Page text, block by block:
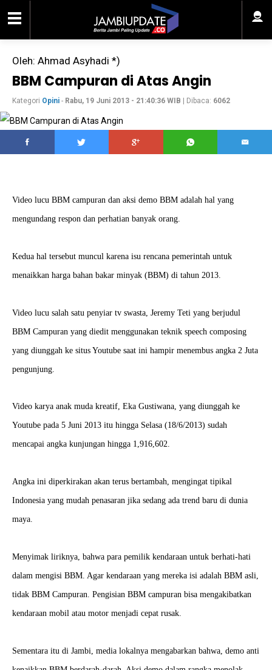
Oleh: Ahmad Asyhadi *)
BBM Campuran di Atas Angin
Kategori Opini - Rabu, 19 Juni 2013 - 21:40:36 WIB | Dibaca: 6062
Video lucu BBM campuran dan aksi demo BBM adalah hal yang
mengundang respon dan perhatian banyak orang.
Kedua hal tersebut muncul karena isu rencana pemerintah untuk
menaikkan harga bahan bakar minyak (BBM) di tahun 2013.
Video lucu salah satu penyiar tv swasta, Jeremy Teti yang berjudul
BBM Campuran yang diedit menggunakan teknik speech composing
yang diunggah ke situs Youtube saat ini hampir menembus angka 2 Juta
pengunjung.
Video karya anak muda kreatif, Eka Gustiwana, yang diunggah ke
Youtube pada 5 Juni 2013 itu hingga Selasa (18/6/2013) sudah
mencapai angka kunjungan hingga 1,916,602.
Angka ini diperkirakan akan terus bertambah, mengingat tipikal
Indonesia yang mudah penasaran jika sedang ada trend baru di dunia
maya.
Menyimak liriknya, bahwa para pemilik kendaraan untuk berhati-hati
dalam mengisi BBM. Agar kendaraan yang mereka isi adalah BBM asli,
tidak BBM Campuran. Pengisian BBM campuran bisa mengakibatkan
kendaraan mobil atau motor menjadi cepat rusak.
Sementara itu di Jambi, media lokalnya mengabarkan bahwa, demo anti